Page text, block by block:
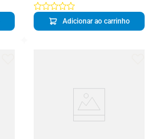
Adicionar ao carrinho